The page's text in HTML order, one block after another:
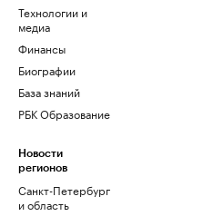
Технологии и
медиа
Финансы
Биографии
База знаний
РБК Образование
Новости
регионов
Санкт-Петербург
и область